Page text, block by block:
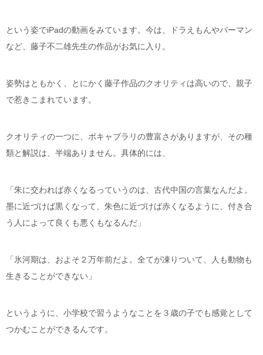
という姿でiPadの動画をみています。今は、ドラえもんやパーマン
など、藤子不二雄先生の作品がお気に入り。
姿勢はともかく、とにかく藤子作品のクオリティは高いので、親子
で惹きこまれています。
クオリティの一つに、ボキャブラリの豊富さがありますが、その種
類と解説は、半端ありません。具体的には、
「朱に交われば赤くなるっていうのは、古代中国の言葉なんだよ。
墨に近づけば黒くなって、朱色に近づけば赤くなるように、付き合
う人によって良くも悪くもなるんだ」
「氷河期は、およそ２万年前だよ。全てが凍りついて、人も動物も
生きることができない」
というように、小学校で習うようなことを３歳の子でも感覚として
つかむことができるんです。